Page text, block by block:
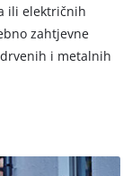
ili električnih
zahtjevne
i metalnih